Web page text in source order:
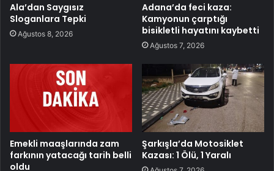
Ala’dan Saygısız
Sloganlara Tepki
Ağustos 8, 2026
Adana’da feci kaza:
Kamyonun çarptığı
bisikletli hayatını kaybetti
Ağustos 7, 2026
Emekli maaşlarında zam
farkının yatacağı tarih belli
oldu
Şarkışla’da Motosiklet
Kazası: 1 Ölü, 1 Yaralı